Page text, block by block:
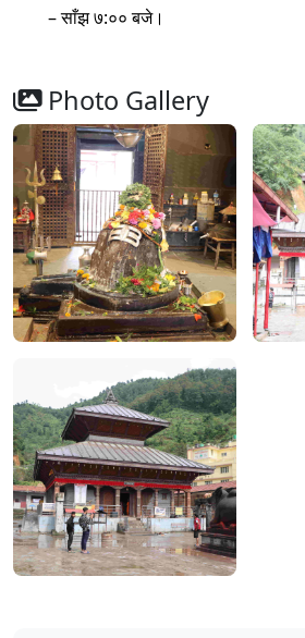
– साँझ ७:०० बजे।
Photo Gallery